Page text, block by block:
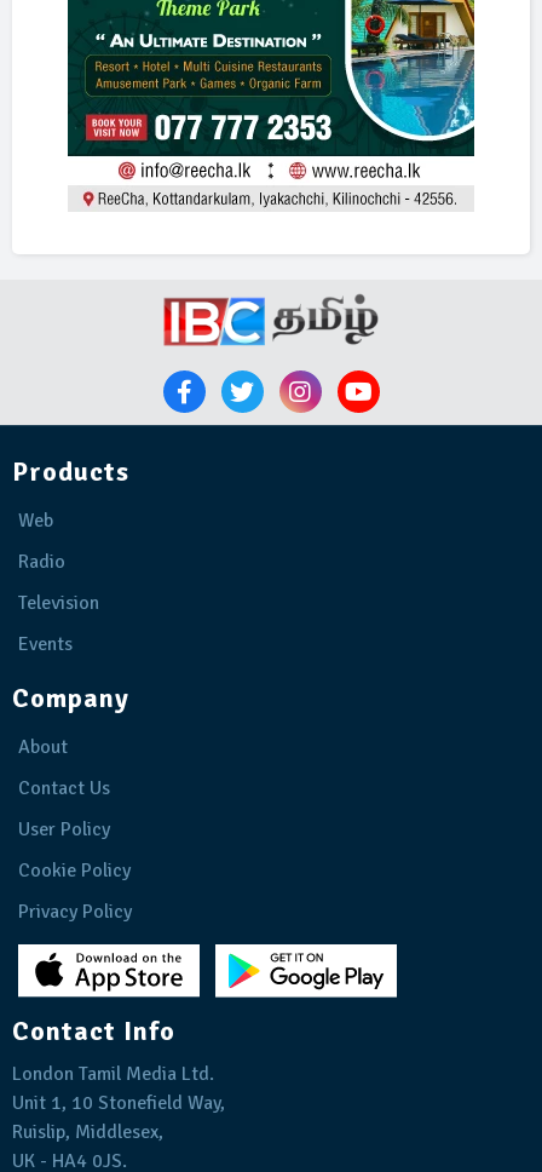
Products
Web
Radio
Television
Events
Company
About
Contact Us
User Policy
Cookie Policy
Privacy Policy
Contact Info
London Tamil Media Ltd.
Unit 1, 10 Stonefield Way,
Ruislip, Middlesex,
UK - HA4 0JS.